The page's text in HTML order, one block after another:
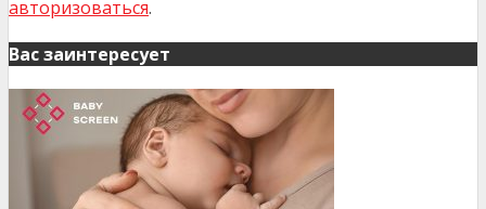
авторизоваться.
Вас заинтересует